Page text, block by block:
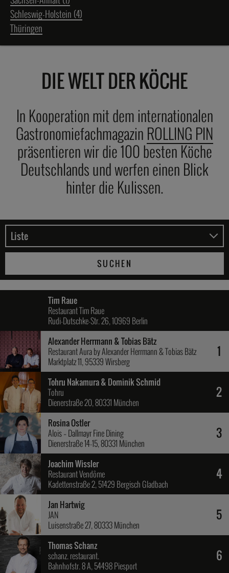
Schleswig-Holstein (4)
Thüringen
DIE WELT DER KÖCHE
In Kooperation mit dem internationalen
Gastronomiefachmagazin ROLLING PIN
präsentieren wir die 100 besten Köche
Deutschlands und werfen einen Blick
hinter die Kulissen.
SUCHEN
Tim Raue
Restaurant Tim Raue
Rudi-Dutschke-Str. 26, 10969 Berlin
1
Alexander Herrmann & Tobias Bätz
Restaurant Aura by Alexander Herrmann & Tobias Bätz
Marktplatz 11, 95339 Wirsberg
2
Tohru Nakamura & Dominik Schmid
Tohru
Dienerstraße 20, 80331 München
3
Rosina Ostler
Alois – Dallmayr Fine Dining
Dienerstraße 14-15, 80331 München
4
Joachim Wissler
Restaurant Vendôme
Kadettenstraße 2, 51429 Bergisch Gladbach
5
Jan Hartwig
JAN
Luisenstraße 27, 80333 München
6
Thomas Schanz
schanz. restaurant.
Bahnhofstr. 8 A, 54498 Piesport